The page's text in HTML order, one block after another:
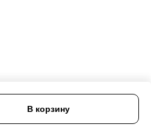
В корзину